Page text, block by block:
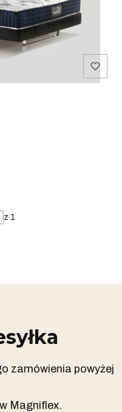
z 1
zamówienia powyżej
Magniflex.